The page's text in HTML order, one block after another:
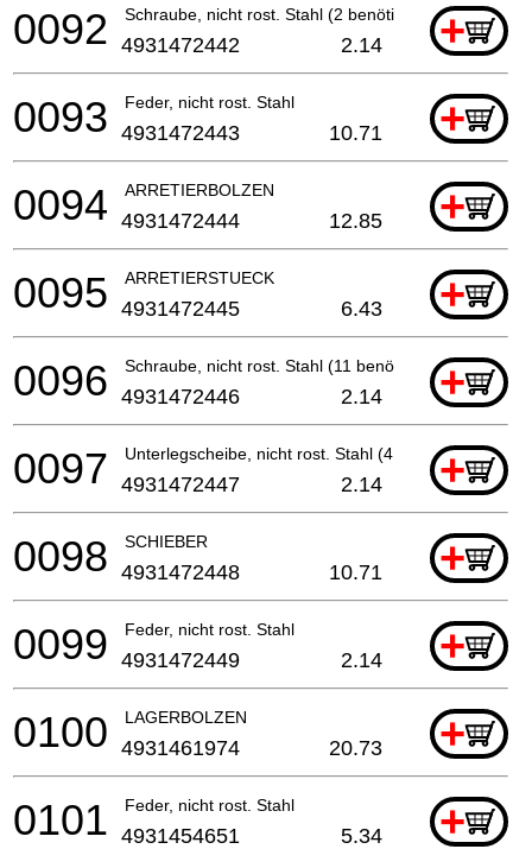
Schraube, nicht rost. Stahl (2 benötigt) +
0092 4931472442 2.14
Feder, nicht rost. Stahl +
0093 4931472443 10.71
ARRETIERBOLZEN +
0094 4931472444 12.85
ARRETIERSTUECK +
0095 4931472445 6.43
Schraube, nicht rost. Stahl (11 benötigt) +
0096 4931472446 2.14
Unterlegscheibe, nicht rost. Stahl (4 benötigt)
+
0097 4931472447 2.14
SCHIEBER +
0098 4931472448 10.71
Feder, nicht rost. Stahl +
0099 4931472449 2.14
LAGERBOLZEN +
0100 4931461974 20.73
Feder, nicht rost. Stahl +
0101 4931454651 5.34